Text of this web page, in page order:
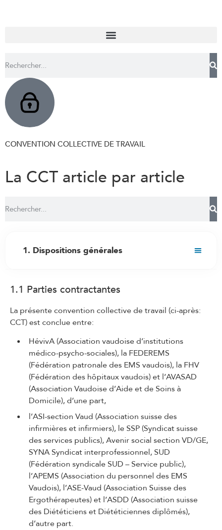
CONVENTION COLLECTIVE DE TRAVAIL
La CCT article par article
1. Dispositions générales
1.2 But
1.3 Champ d’application
1.3bis Dispositions applicables aux auxiliaires de
1.3ter Dispositions applicables aux personnes
ayant une capacité de travail résiduelle à la suite
d’une atteinte à leur santé
1.4 Adhésion
1.6 Accords spéciaux complémentaires
1.7 Extension du champ d’application
1.1 Parties contractantes
La présente convention collective de travail (ci-après:
CCT) est conclue entre:
HévivA (Association vaudoise d’institutions
médico-psycho-sociales), la FEDEREMS
(Fédération patronale des EMS vaudois), la FHV
(Fédération des hôpitaux vaudois) et l’AVASAD
(Association Vaudoise d’Aide et de Soins à
Domicile), d’une part,
l’ASI-section Vaud (Association suisse des
infirmières et infirmiers), le SSP (Syndicat suisse
des services publics), Avenir social section VD/GE,
SYNA Syndicat interprofessionnel, SUD
(Fédération syndicale SUD – Service public),
l’APEMS (Association du personnel des EMS
Vaudois), l’ASE-Vaud (Association Suisse des
Ergothérapeutes) et l’ASDD (Association suisse
des Diététiciens et Diététiciennes diplômés),
d’autre part.